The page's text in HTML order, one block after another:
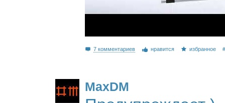
7 комментариев нравится избранное
MaxDM